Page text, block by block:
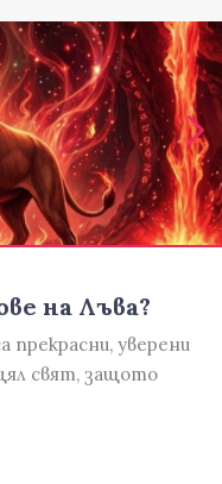
на Лъва?
прекрасни, уверени
свят, защото